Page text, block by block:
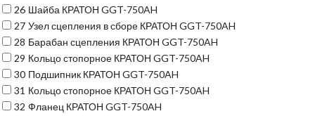
26 Шайба КРАТОН GGT-750AH
27 Узел сцепления в сборе КРАТОН GGT-750AH
28 Барабан сцепления КРАТОН GGT-750AH
29 Кольцо стопорное КРАТОН GGT-750AH
30 Подшипник КРАТОН GGT-750AH
31 Кольцо стопорное КРАТОН GGT-750AH
32 Фланец КРАТОН GGT-750AH